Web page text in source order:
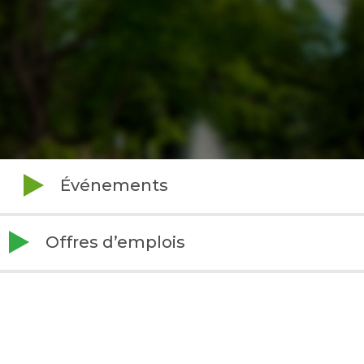
Événements
Offres d’emplois